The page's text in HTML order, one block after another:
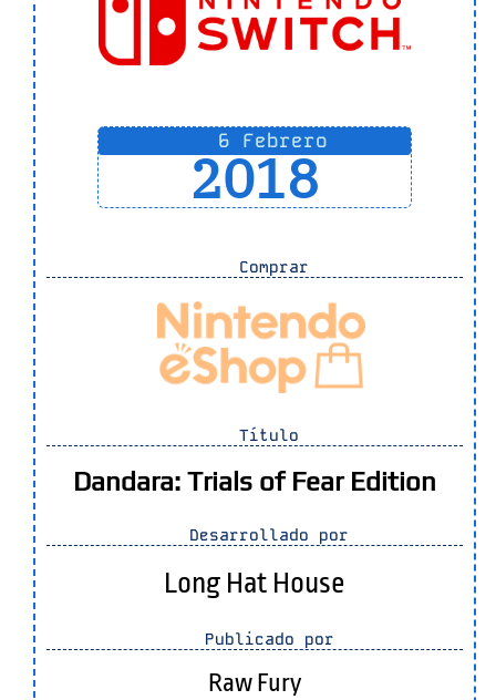
6 Febrero
2018
Comprar
Título
Dandara: Trials of Fear Edition
Desarrollado por
Long Hat House
Publicado por
Raw Fury